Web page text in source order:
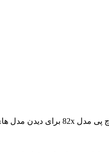
برای دیدن مدل